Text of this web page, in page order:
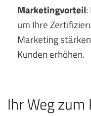
Marketingvorteil:
um Ihre
Marketing
Kunden erhöhen.
Ihr Weg